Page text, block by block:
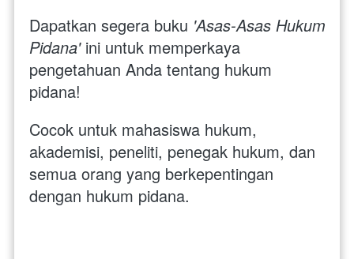
Dapatkan segera buku 'Asas-Asas Hukum
Pidana' ini untuk memperkaya
pengetahuan Anda tentang hukum
pidana!
Cocok untuk mahasiswa hukum,
akademisi, peneliti, penegak hukum, dan
semua orang yang berkepentingan
dengan hukum pidana.